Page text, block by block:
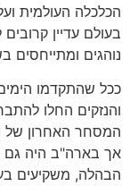
הכלכלה העולמית
בעולם עדיין
נוהגים ומתייחסים
ככל שהתקדמו
והנזקים החלו
המסחר האחרון של
אך בארה"ב היה גם
הבהלה, משקיעים